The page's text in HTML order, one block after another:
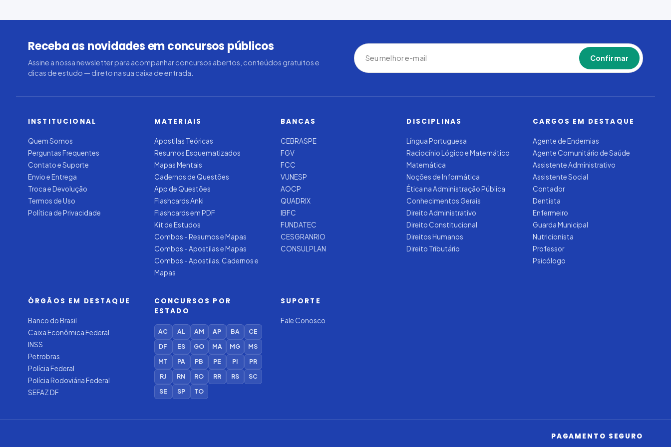
Receba as novidades em concursos públicos
Assine a nossa newsletter para acompanhar concursos abertos, conteúdos gratuitos e
dicas de estudo — direto na sua caixa de entrada.
Confirmar
INSTITUCIONAL
Quem Somos
Perguntas Frequentes
Contato e Suporte
Envio e Entrega
Troca e Devolução
Termos de Uso
Política de Privacidade
MATERIAIS
Apostilas Teóricas
Resumos Esquematizados
Mapas Mentais
Cadernos de Questões
App de Questões
Flashcards Anki
Flashcards em PDF
Kit de Estudos
Combos - Resumos e Mapas
Combos - Apostilas e Mapas
Combos - Apostilas, Cadernos e
Mapas
BANCAS
CEBRASPE
FGV
FCC
VUNESP
AOCP
QUADRIX
IBFC
FUNDATEC
CESGRANRIO
CONSULPLAN
DISCIPLINAS
Língua Portuguesa
Raciocínio Lógico e Matemático
Matemática
Noções de Informática
Ética na Administração Pública
Conhecimentos Gerais
Direito Administrativo
Direito Constitucional
Direitos Humanos
Direito Tributário
CARGOS EM DESTAQUE
Agente de Endemias
Agente Comunitário de Saúde
Assistente Administrativo
Assistente Social
Contador
Dentista
Enfermeiro
Guarda Municipal
Nutricionista
Professor
Psicólogo
ÓRGÃOS EM DESTAQUE
Banco do Brasil
Caixa Econômica Federal
INSS
Petrobras
Polícia Federal
Polícia Rodoviária Federal
SEFAZ DF
CONCURSOS POR
ESTADO
AC AL AM AP BA
CE
DF
ES GO MA MG
MS
MT
PA PB PE PI
PR
RJ
RN RO RR RS
SC
SE
SP TO
SUPORTE
Fale Conosco
PAGAMENTO SEGURO